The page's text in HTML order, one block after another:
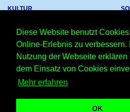
Diese Website benutzt
Online-Erlebnis zu verbessern.
Nutzung der Webseite
dem Einsatz von Cookies
Mehr erfahren
OK
KULTUR
Kinostarts
Festivals
Großevents
Comedy
Shows
Datenschutzhinweis
Welt-Grafiker-Tag 2027 -